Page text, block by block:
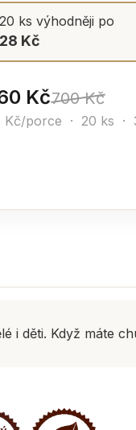
20 ks výhodněji po
28 Kč
Kč700 Kč
Kč/porce · 20 ks ·
i děti. Když máte